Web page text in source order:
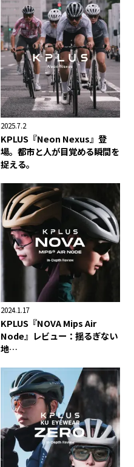
2025.7.2
KPLUS『Neon Nexus』登
場。都市と人が目覚める瞬間を
捉える。
2024.1.17
KPLUS『NOVA Mips Air
Node』レビュー：揺るぎない
地…